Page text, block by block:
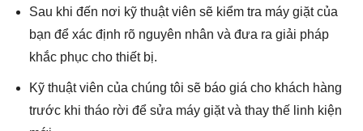
Sau khi đến nơi kỹ thuật viên sẽ kiểm tra máy giặt của
bạn để xác định rõ nguyên nhân và đưa ra giải pháp
khắc phục cho thiết bị.
Kỹ thuật viên của chúng tôi sẽ báo giá cho khách hàng
trước khi tháo rời để sửa máy giặt và thay thế linh kiện